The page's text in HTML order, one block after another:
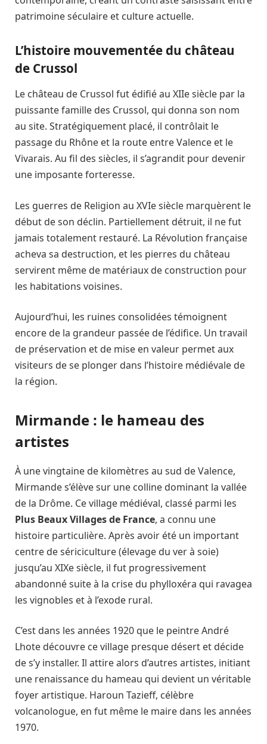
patrimoine séculaire et culture actuelle.
L’histoire mouvementée du château
de Crussol
Le château de Crussol fut édifié au XIIe siècle par la
puissante famille des Crussol, qui donna son nom
au site. Stratégiquement placé, il contrôlait le
passage du Rhône et la route entre Valence et le
Vivarais. Au fil des siècles, il s’agrandit pour devenir
une imposante forteresse.
Les guerres de Religion au XVIe siècle marquèrent le
début de son déclin. Partiellement détruit, il ne fut
jamais totalement restauré. La Révolution française
acheva sa destruction, et les pierres du château
servirent même de matériaux de construction pour
les habitations voisines.
Aujourd’hui, les ruines consolidées témoignent
encore de la grandeur passée de l’édifice. Un travail
de préservation et de mise en valeur permet aux
visiteurs de se plonger dans l’histoire médiévale de
la région.
Mirmande : le hameau des
artistes
À une vingtaine de kilomètres au sud de Valence,
Mirmande s’élève sur une colline dominant la vallée
de la Drôme. Ce village médiéval, classé parmi les
Plus Beaux Villages de France, a connu une
histoire particulière. Après avoir été un important
centre de sériciculture (élevage du ver à soie)
jusqu’au XIXe siècle, il fut progressivement
abandonné suite à la crise du phylloxéra qui ravagea
les vignobles et à l’exode rural.
C’est dans les années 1920 que le peintre André
Lhote découvre ce village presque désert et décide
de s’y installer. Il attire alors d’autres artistes, initiant
une renaissance du hameau qui devient un véritable
foyer artistique. Haroun Tazieff, célèbre
volcanologue, en fut même le maire dans les années
1970.